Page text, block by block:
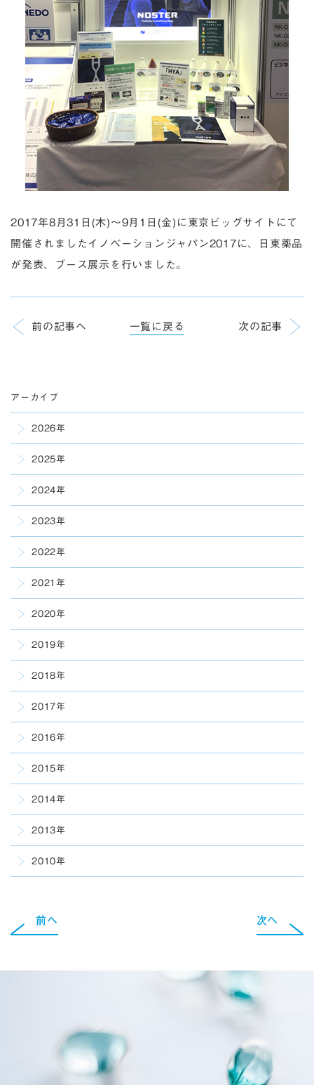
2017年8月31日(木)～9月1日(金)に東京ビッグサイトにて
開催されましたイノベーションジャパン2017に、日東薬品
が発表、ブース展示を行いました。
前の記事へ 一覧に戻る 次の記事
アーカイブ
2026年
2025年
2024年
2023年
2022年
2021年
2020年
2019年
2018年
2017年
2016年
2015年
2014年
2013年
2010年
前へ 次へ